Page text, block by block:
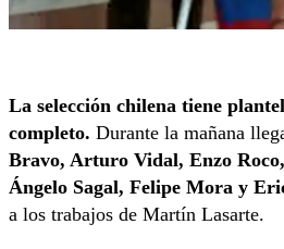
La selección chilena tiene
completo. Durante la mañana
Bravo, Arturo Vidal, Enzo
Ángelo Sagal, Felipe Mora y
a los trabajos de Martín Lasarte.